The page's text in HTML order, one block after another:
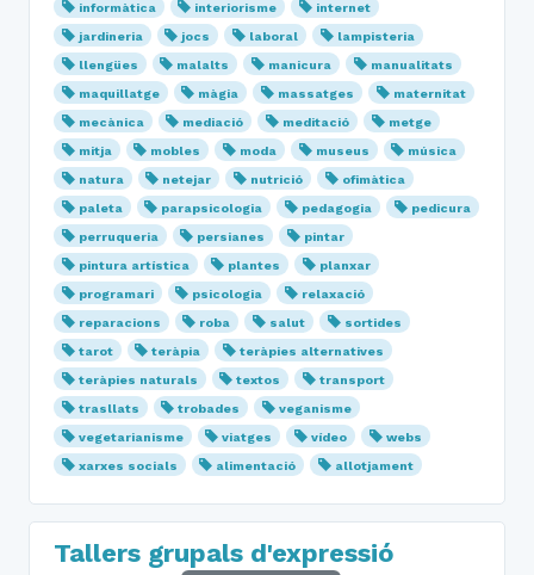
informàtica
interiorisme
internet
jardineria
jocs laboral
lampisteria
llengües
malalts manicura
manualitats
maquillatge
màgia massatges
maternitat
mecànica
mediació meditació
metge
mitja
mobles moda museus
música
natura
netejar nutrició
ofimàtica
paleta
parapsicologia pedagogia
pedicura
perruqueria
persianes
pintar
pintura artística
plantes
planxar
programari
psicologia
relaxació
reparacions
roba salut
sortides
tarot
teràpia
teràpies alternatives
teràpies naturals
textos
transport
trasllats
trobades
veganisme
vegetarianisme
viatges vídeo
webs
xarxes socials
alimentació allotjament
Tallers grupals d'expressió